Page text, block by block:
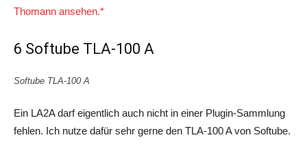
Thomann ansehen.*
6 Softube TLA-100 A
Softube TLA-100 A
Ein LA2A darf eigentlich auch nicht in einer Plugin-Sammlung
fehlen. Ich nutze dafür sehr gerne den TLA-100 A von Softube.